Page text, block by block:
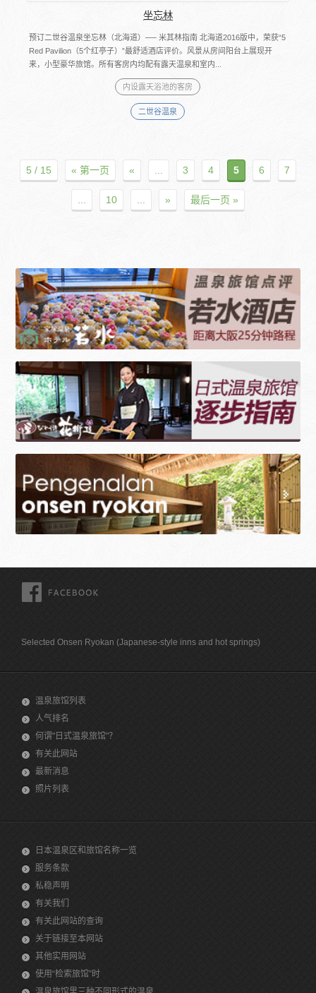
坐忘林
预订二世谷温泉坐忘林（北海道）── 米其林指南 北海道2016版中，荣获“5
Red Pavilion（5个红亭子）”最舒适酒店评价。风景从房间阳台上展现开
来，小型豪华旅馆。所有客房内均配有露天温泉和室内...
内设露天浴池的客房
二世谷温泉
5 / 15 « 第一页 « ... 3 4 5 6 7
... 10 ... » 最后一页 »
Selected Onsen Ryokan (Japanese-style inns and hot springs)
温泉旅馆列表
人气排名
何谓"日式温泉旅馆"？
有关此网站
最新消息
照片列表
日本温泉区和旅馆名称一览
服务条款
私稳声明
有关我们
有关此网站的查询
关于链接至本网站
其他实用网站
使用“检索旅馆”时